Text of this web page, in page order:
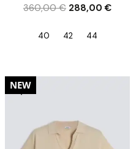
360,00€ 288,00€
40 42 44
20%
NEW